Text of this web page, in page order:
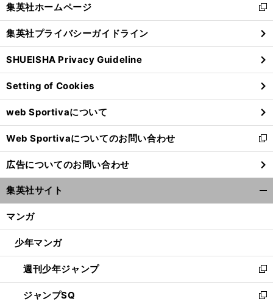
前
閉
る
集英社ホームページ
新
し
い
ウ
ィ
ン
ド
ウ
で
開
く
集英社プライバシーガイドライン
SHUEISHA Privacy Guideline
Setting of Cookies
web Sportivaについて
Web Sportivaについてのお問い合わせ
新
し
い
ウ
ィ
ン
ウ
開
く
広告についてのお問い合わせ
集英社サイト
マンガ
少年マンガ
週刊少年ジャンプ
新
し
い
ジャンプSQ
新